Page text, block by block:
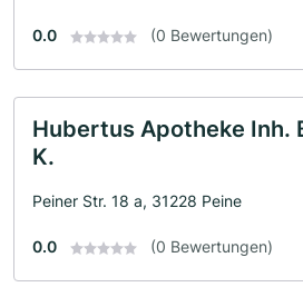
0.0 (0 Bewertungen)
Hubertus Apotheke Inh.
K.
Peiner Str. 18 a, 31228 Peine
0.0 (0 Bewertungen)